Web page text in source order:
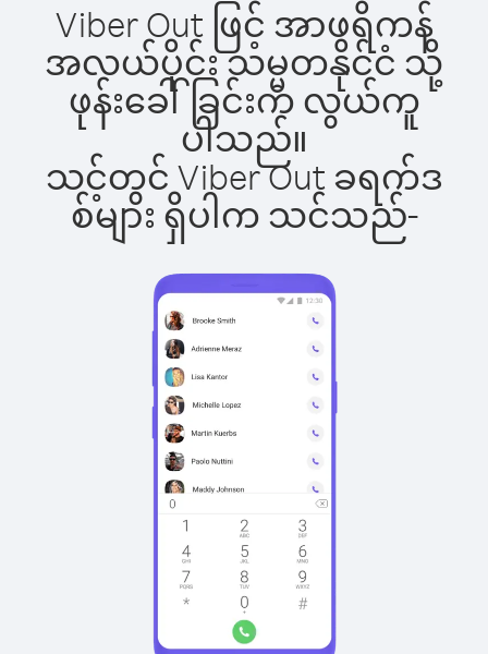
Viber Out ဖြင့် အာဖရိကန်
အလယ်ပိုင်း သမ္မတနိုင်ငံ သို့
ဖုန်းခေါ်ခြင်းက လွယ်ကူ
ပါသည်။
သင့်တွင် Viber Out ခရက်ဒ
စ်များ ရှိပါက သင်သည်-